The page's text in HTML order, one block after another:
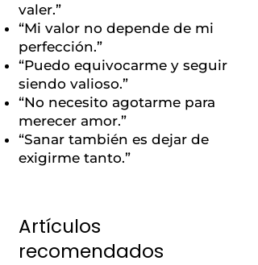
valer.”
“Mi valor no depende de mi
perfección.”
“Puedo equivocarme y seguir
siendo valioso.”
“No necesito agotarme para
merecer amor.”
“Sanar también es dejar de
exigirme tanto.”
Artículos
recomendados